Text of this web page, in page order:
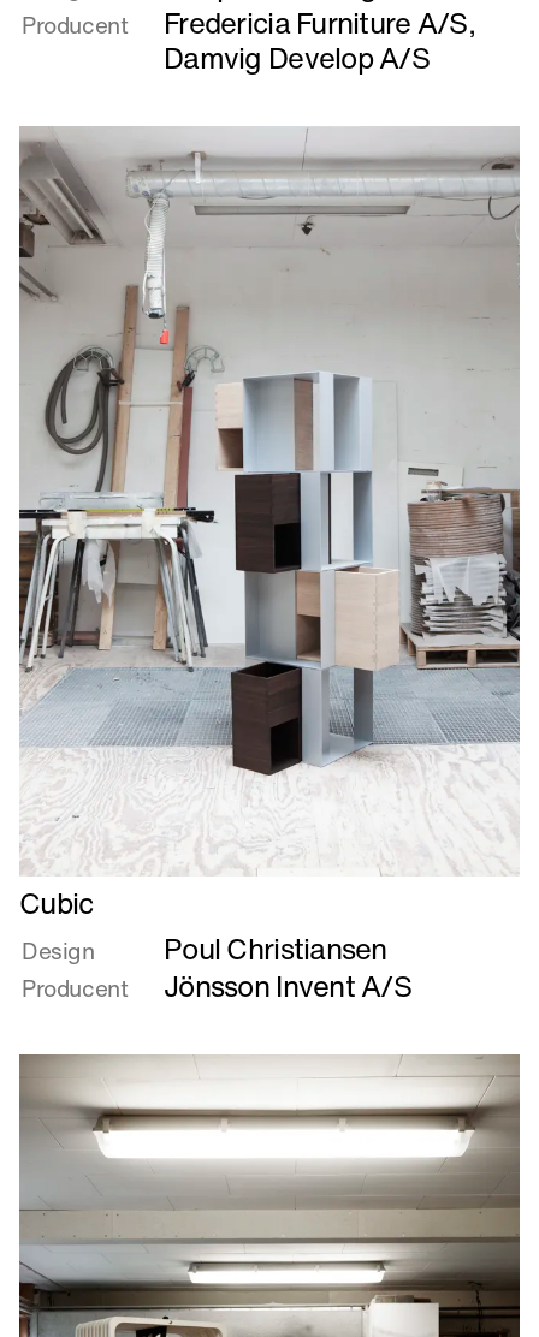
Babel
Producent Fredericia Furniture A/S,
Damvig Develop A/S
Læs
mere
om
Cubic
Cubic
Design Poul Christiansen
Producent Jönsson Invent A/S